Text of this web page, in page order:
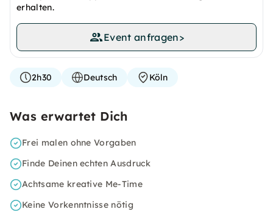
erhalten.
Event anfragen>
2h30 Deutsch Köln
Was erwartet Dich
Frei malen ohne Vorgaben
Finde Deinen echten Ausdruck
Achtsame kreative Me-Time
Keine Vorkenntnisse nötig